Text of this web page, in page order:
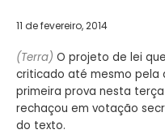
11 de fevereiro, 2014
(Terra) O projeto de lei
criticado até mesmo pela
primeira prova nesta
rechaçou em votação
do texto.